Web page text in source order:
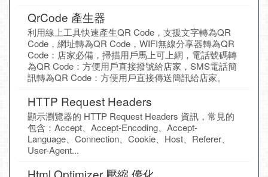
QrCode 產生器
利用線上工具快速產生QR Code，支援文字轉為QR
Code，網址轉為QR Code，WIFI無線分享器轉為QR
Code：店家必備，掃描用戶馬上可上網，電話號碼轉
為QR Code：方便用戶直接撥號給店家，SMS電話簡
訊轉為QR Code：方便用戶直接傳送簡訊給店家。
HTTP Request Headers
顯示瀏覽器的 HTTP Request Headers 資訊，常見的
包含：Accept、Accept-Encoding、Accept-
Language、Connection、Cookie、Host、Referer、
User-Agent...
Html Optimizer 壓縮 優化